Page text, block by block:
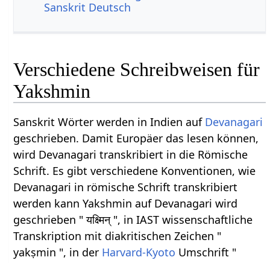
Sanskrit Deutsch
Verschiedene Schreibweisen für
Yakshmin
Sanskrit Wörter werden in Indien auf Devanagari
geschrieben. Damit Europäer das lesen können,
wird Devanagari transkribiert in die Römische
Schrift. Es gibt verschiedene Konventionen, wie
Devanagari in römische Schrift transkribiert
werden kann Yakshmin auf Devanagari wird
geschrieben " यक्ष्मिन् ", in IAST wissenschaftliche
Transkription mit diakritischen Zeichen "
yakṣmin ", in der Harvard-Kyoto Umschrift "